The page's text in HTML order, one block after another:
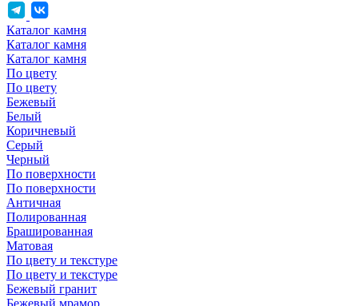
Каталог камня
Каталог камня
Каталог камня
По цвету
По цвету
Бежевый
Белый
Коричневый
Серый
Черный
По поверхности
По поверхности
Античная
Полированная
Брашированная
Матовая
По цвету и текстуре
По цвету и текстуре
Бежевый гранит
Бежевый мрамор